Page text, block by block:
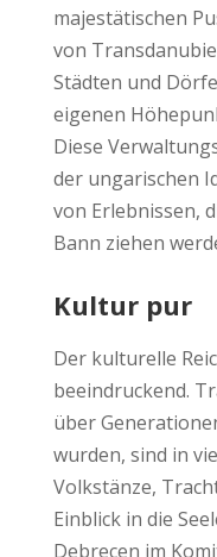
majestätischen
von
Städten und
eigenen
Diese
der ungarischen
von Erlebnissen,
Bann ziehen
Kultur pur
Der kulturelle
beeindruckend.
über
wurden, sind in
Volkstänze,
Einblick in die
Debrecen im